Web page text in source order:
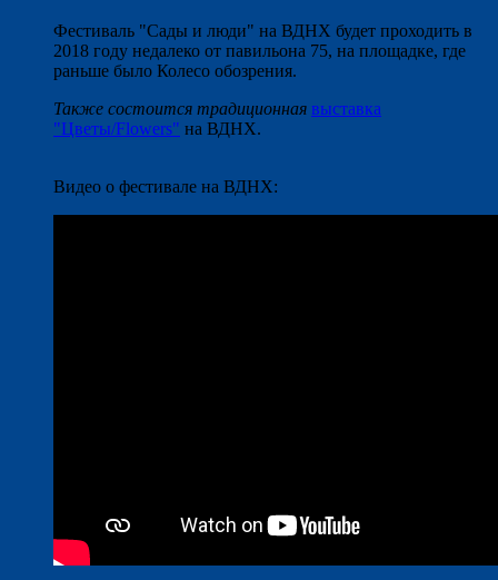
Фестиваль "Сады и люди" на ВДНХ будет проходить в
2018 году недалеко от павильона 75, на площадке, где
раньше было Колесо обозрения.
Также состоится традиционная выставка
"Цветы/Flowers" на ВДНХ.
Видео о фестивале на ВДНХ: